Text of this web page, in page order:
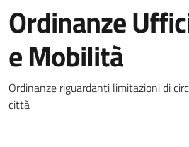
Ordinanze
e Mobilità
Dettagli della
Ordinanze riguardanti limitazioni di
città